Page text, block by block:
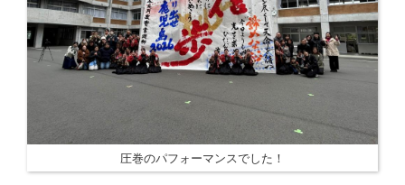
圧巻のパフォーマンスでした！